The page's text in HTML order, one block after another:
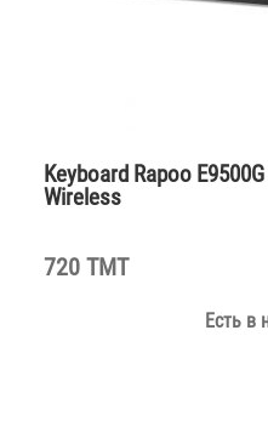
Keyboard Rapoo
Wireless
720 TMT
Есть в